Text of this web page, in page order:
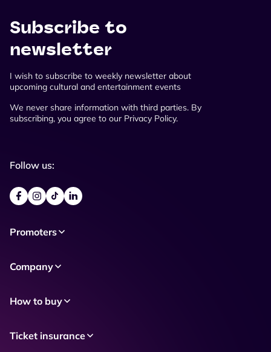
Subscribe to
newsletter
I wish to subscribe to weekly newsletter about
upcoming cultural and entertainment events
We never share information with third parties. By
subscribing, you agree to our Privacy Policy.
Follow us:
Promoters
Company
How to buy
Ticket insurance